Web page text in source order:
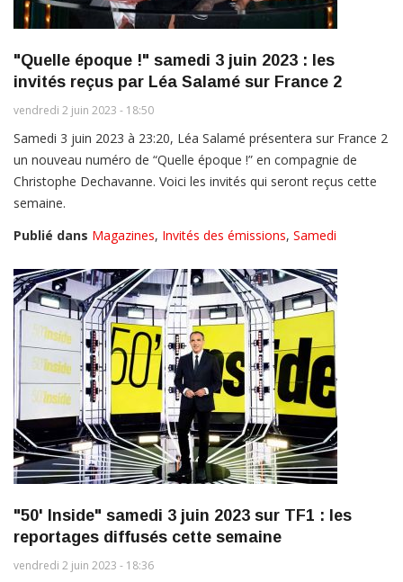
"Quelle époque !" samedi 3 juin 2023 : les
invités reçus par Léa Salamé sur France 2
vendredi 2 juin 2023 - 18:50
Samedi 3 juin 2023 à 23:20, Léa Salamé présentera sur France 2
un nouveau numéro de “Quelle époque !” en compagnie de
Christophe Dechavanne. Voici les invités qui seront reçus cette
semaine.
Publié dans Magazines, Invités des émissions, Samedi
"50' Inside" samedi 3 juin 2023 sur TF1 : les
reportages diffusés cette semaine
vendredi 2 juin 2023 - 18:36